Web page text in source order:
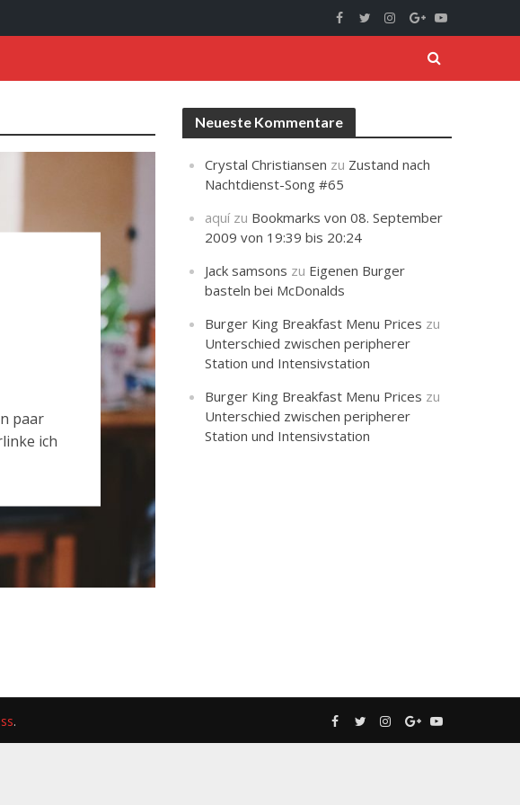
paar
ich
Neueste Kommentare
Crystal Christiansen zu Zustand nach
Nachtdienst-Song #65
aquízu Bookmarks von 08. September
2009 von 19:39 bis 20:24
Jack samsons zu Eigenen Burger
basteln bei McDonalds
Burger King Breakfast Menu Prices zu
Unterschied zwischen peripherer
Station und Intensivstation
Burger King Breakfast Menu Prices zu
Unterschied zwischen peripherer
Station und Intensivstation
.